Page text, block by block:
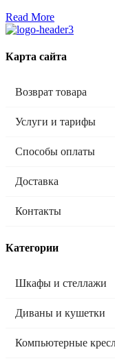
Read More
Карта сайта
Возврат товара
Услуги и тарифы
Способы оплаты
Доставка
Контакты
Категории
Шкафы и стеллажи
Диваны и кушетки
Компьютерные